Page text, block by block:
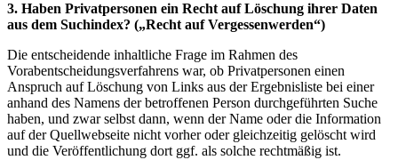
3. Haben Privatpersonen ein Recht auf Löschung ihrer Daten
aus dem Suchindex? („Recht auf Vergessenwerden“)
Die entscheidende inhaltliche Frage im Rahmen des
Vorabentscheidungsverfahrens war, ob Privatpersonen einen
Anspruch auf Löschung von Links aus der Ergebnisliste bei einer
anhand des Namens der betroffenen Person durchgeführten Suche
haben, und zwar selbst dann, wenn der Name oder die Information
auf der Quellwebseite nicht vorher oder gleichzeitig gelöscht wird
und die Veröffentlichung dort ggf. als solche rechtmäßig ist.